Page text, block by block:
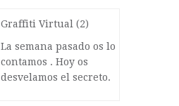
Graffiti Virtual (2)
La semana pasado os lo
contamos . Hoy os
desvelamos el secreto.